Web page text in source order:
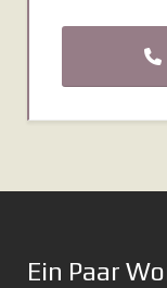
Ein Paar